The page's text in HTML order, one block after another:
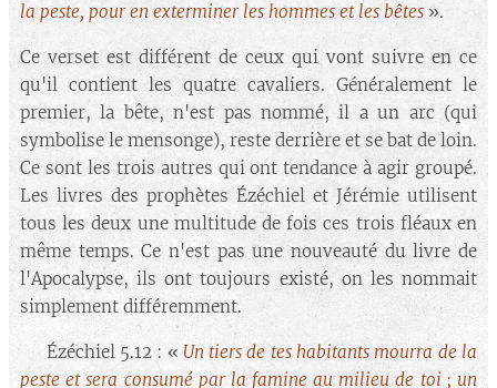
la peste, pour en exterminer les hommes et les bêtes ».
Ce verset est différent de ceux qui vont suivre en ce
qu'il contient les quatre cavaliers. Généralement le
premier, la bête, n'est pas nommé, il a un arc (qui
symbolise le mensonge), reste derrière et se bat de loin.
Ce sont les trois autres qui ont tendance à agir groupé.
Les livres des prophètes Ézéchiel et Jérémie utilisent
tous les deux une multitude de fois ces trois fléaux en
même temps. Ce n'est pas une nouveauté du livre de
l'Apocalypse, ils ont toujours existé, on les nommait
simplement différemment.
🔘 Ézéchiel 5.12 : « Un tiers de tes habitants mourra de la
peste et sera consumé par la famine au milieu de toi ; un